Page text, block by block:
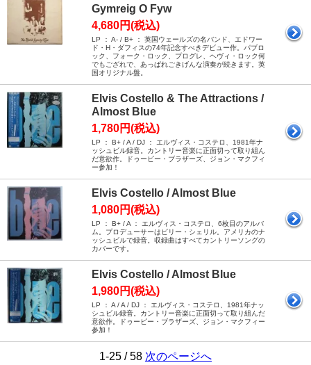
Gymreig O Fyw
4,680円(税込)
LP ： A- / B+ ： 英国ウェールズの名バンド、エドワー
ド・H・ダフィスの74年記念すべきデビュー作。パブロ
ック、フォーク・ロック、プログレ、ヘヴィ・ロック何
でもござれで、あっぱれごきげんな演奏が続きます。英
国オリジナル盤。
Elvis Costello & The Attractions /
Almost Blue
1,780円(税込)
LP ： B+ / A / DJ ： エルヴィス・コステロ、1981年ナ
ッシュビル録音。カントリー音楽に正面切って取り組ん
だ意欲作。ドゥービー・ブラザーズ、ジョン・マクフィ
ー参加！
Elvis Costello / Almost Blue
1,080円(税込)
LP ： B+ / A ： エルヴィス・コステロ、6枚目のアルバ
ム。プロデューサーはビリー・シェリル。アメリカのナ
ッシュビルで録音。収録曲はすべてカントリーソングの
カバーです。
Elvis Costello / Almost Blue
1,980円(税込)
LP ： A / A / DJ ： エルヴィス・コステロ、1981年ナッ
シュビル録音。カントリー音楽に正面切って取り組んだ
意欲作。ドゥービー・ブラザーズ、ジョン・マクフィー
参加！
1-25 / 58 次のページへ